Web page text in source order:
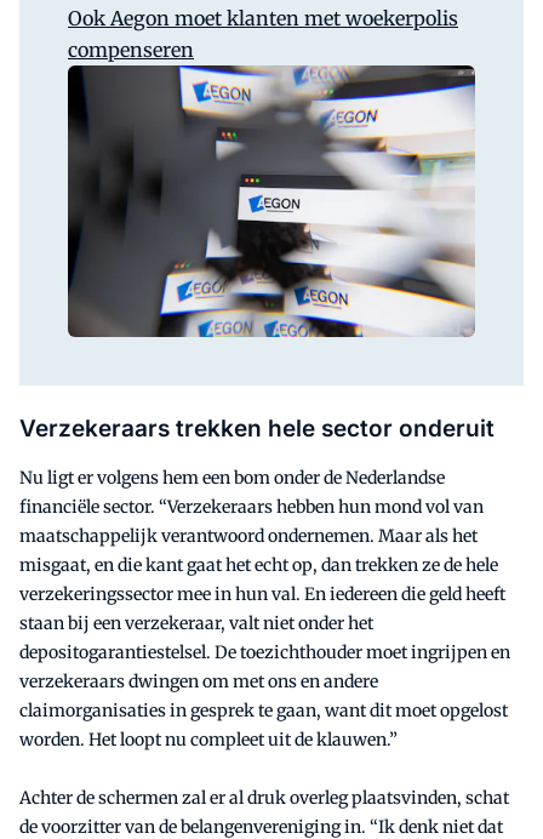
Ook Aegon moet klanten met woekerpolis
compenseren
Verzekeraars trekken hele sector onderuit
Nu ligt er volgens hem een bom onder de Nederlandse
financiële sector. “Verzekeraars hebben hun mond vol van
maatschappelijk verantwoord ondernemen. Maar als het
misgaat, en die kant gaat het echt op, dan trekken ze de hele
verzekeringssector mee in hun val. En iedereen die geld heeft
staan bij een verzekeraar, valt niet onder het
depositogarantiestelsel. De toezichthouder moet ingrijpen en
verzekeraars dwingen om met ons en andere
claimorganisaties in gesprek te gaan, want dit moet opgelost
worden. Het loopt nu compleet uit de klauwen.”
Achter de schermen zal er al druk overleg plaatsvinden, schat
de voorzitter van de belangenvereniging in. “Ik denk niet dat